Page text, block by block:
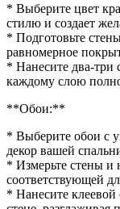
* Выберите цвет
стилю и создает
* Подготовьте
равномерное
* Нанесите два-три
каждому слою
**Обои:**
* Выберите обои с
декор вашей
* Измерьте стены и
соответствующей
* Нанесите клеевой